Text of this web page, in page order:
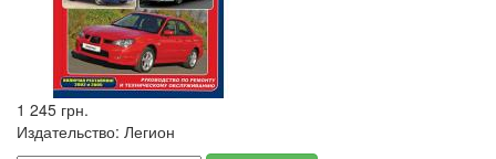
1 245 грн.
Издательство: Легион